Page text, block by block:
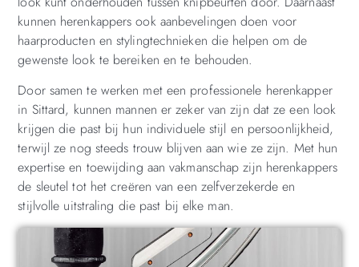
kunnen herenkappers ook aanbevelingen doen voor
haarproducten en stylingtechnieken die helpen om de
gewenste look te bereiken en te behouden.
Door samen te werken met een professionele herenkapper
in Sittard, kunnen mannen er zeker van zijn dat ze een look
krijgen die past bij hun individuele stijl en persoonlijkheid,
terwijl ze nog steeds trouw blijven aan wie ze zijn. Met hun
expertise en toewijding aan vakmanschap zijn herenkappers
de sleutel tot het creëren van een zelfverzekerde en
stijlvolle uitstraling die past bij elke man.